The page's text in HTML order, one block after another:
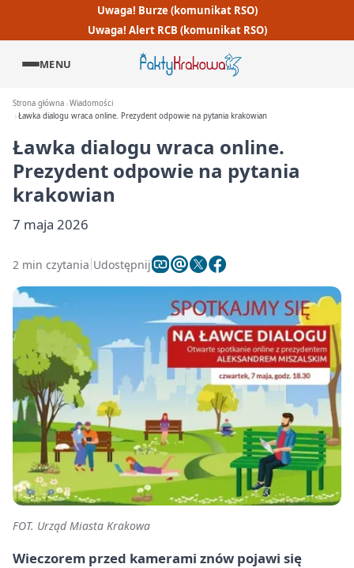
Uwaga! Burze (komunikat RSO)
Uwaga! Alert RCB (komunikat RSO)
MENU
Strona główna Wiadomości
Ławka dialogu wraca online. Prezydent odpowie na pytania krakowian
Ławka dialogu wraca online.
Prezydent odpowie na pytania
krakowian
7 maja 2026
2 min czytania Udostępnij
FOT. Urząd Miasta Krakowa
Wieczorem przed kamerami znów pojawi się